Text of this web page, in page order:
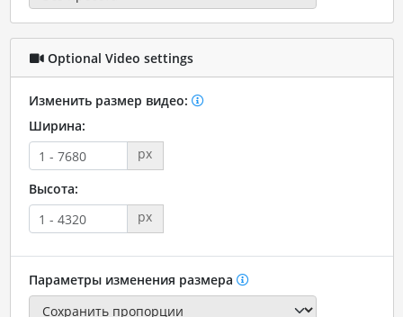
Optional Video settings
Изменить размер видео:
Ширина:
px
Высота:
px
Параметры изменения размера